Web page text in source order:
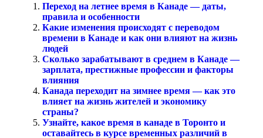
Переход на летнее время в Канаде — даты,
правила и особенности
Какие изменения происходят с переводом
времени в Канаде и как они влияют на жизнь
людей
Сколько зарабатывают в среднем в Канаде —
зарплата, престижные профессии и факторы
влияния
Канада переходит на зимнее время — как это
влияет на жизнь жителей и экономику
страны?
Узнайте, какое время в канаде в Торонто и
оставайтесь в курсе временных различий в